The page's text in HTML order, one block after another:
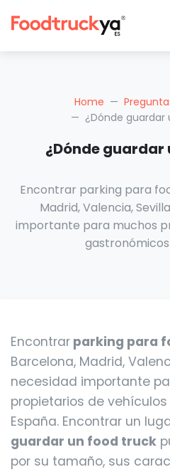
Home
¿Dónde
¿Dónde
Encontrar parking para
Madrid, Valencia,
importante para muchos
gastronómicos
Encontrar parking para
Barcelona, Madrid,
necesidad importante
propietarios de
España. Encontrar un
guardar un food truck
por su tamaño, sus